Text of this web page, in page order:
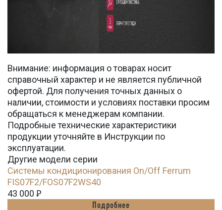
Внимание: информация о товарах носит
справочный характер и не является публичной
офертой. Для получения точных данных о
наличии, стоимости и условиях поставки просим
обращаться к менеджерам компании.
Подробные технические характеристики
продукции уточняйте в Инструкции по
эксплуатации.
Другие модели серии
Системы кондиционирования On/Off Ferrum
FIS07F2/FOS07F2WS40
43 000 Ꝑ
Подробнее